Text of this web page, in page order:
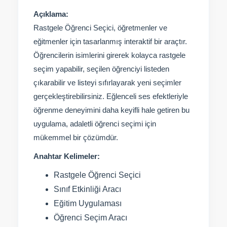
Açıklama:
Rastgele Öğrenci Seçici, öğretmenler ve
eğitmenler için tasarlanmış interaktif bir araçtır.
Öğrencilerin isimlerini girerek kolayca rastgele
seçim yapabilir, seçilen öğrenciyi listeden
çıkarabilir ve listeyi sıfırlayarak yeni seçimler
gerçekleştirebilirsiniz. Eğlenceli ses efektleriyle
öğrenme deneyimini daha keyifli hale getiren bu
uygulama, adaletli öğrenci seçimi için
mükemmel bir çözümdür.
Anahtar Kelimeler:
Rastgele Öğrenci Seçici
Sınıf Etkinliği Aracı
Eğitim Uygulaması
Öğrenci Seçim Aracı